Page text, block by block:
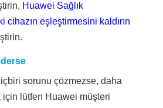
Huawei Sağlık
cihazın eşleştirmesini kaldırın
sorunu çözmezse, daha
için lütfen Huawei müşteri